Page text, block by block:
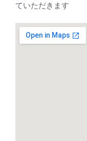
ていただきます